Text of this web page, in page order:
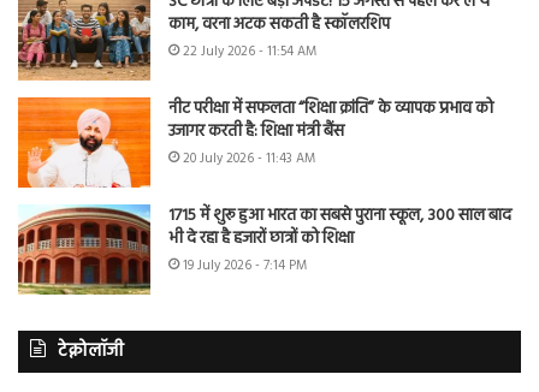
काम, वरना अटक सकती है स्कॉलरशिप
22 July 2026 - 11:54 AM
नीट परीक्षा में सफलता “शिक्षा क्रांति” के व्यापक प्रभाव को
उजागर करती है: शिक्षा मंत्री बैंस
20 July 2026 - 11:43 AM
1715 में शुरू हुआ भारत का सबसे पुराना स्कूल, 300 साल बाद
भी दे रहा है हजारों छात्रों को शिक्षा
19 July 2026 - 7:14 PM
टेक्नोलॉजी